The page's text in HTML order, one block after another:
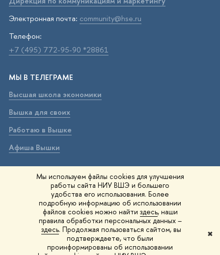
Мы используем файлы cookies для улучшения
работы сайта НИУ ВШЭ и большего
удобства его использования. Более
подробную информацию об использовании
файлов cookies можно найти здесь, наши
правила обработки персональных данных –
здесь. Продолжая пользоваться сайтом, вы
подтверждаете, что были
проинформированы об использовании
✖
Электронная почта: community@hse.ru
Телефон:
+7 (495) 772-95-90 *28861
МЫ В ТЕЛЕГРАМЕ
Высшая школа экономики
Вышка для своих
Работаю в Вышке
Афиша Вышки
ВЫШКА В МАХ
Высшая школа экономики
Вышка для своих
Работаю в Вышке
Афиша Вышки